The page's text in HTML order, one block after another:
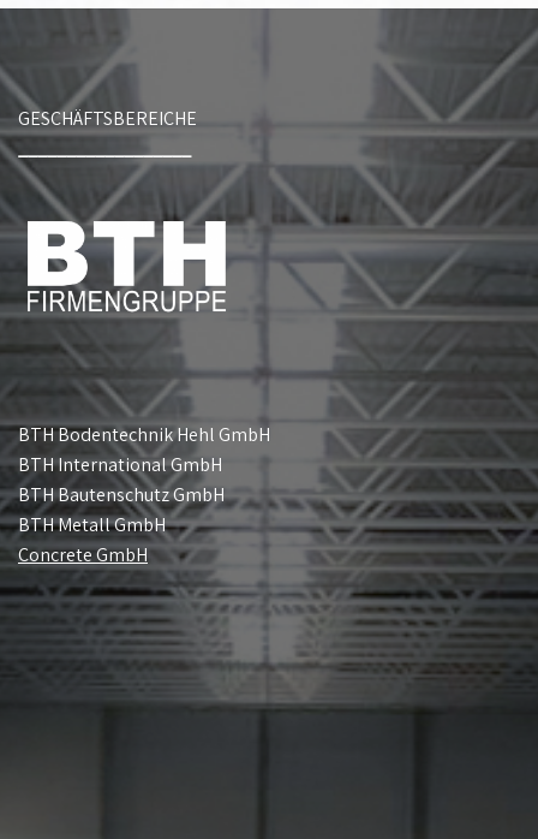
GESCHÄFTSBEREICHE
BTH Bodentechnik Hehl GmbH
BTH International GmbH
BTH Bautenschutz GmbH
BTH Metall GmbH
Concrete GmbH